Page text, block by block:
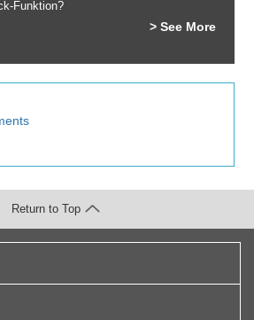
Funktion?
> See More
Return to Top